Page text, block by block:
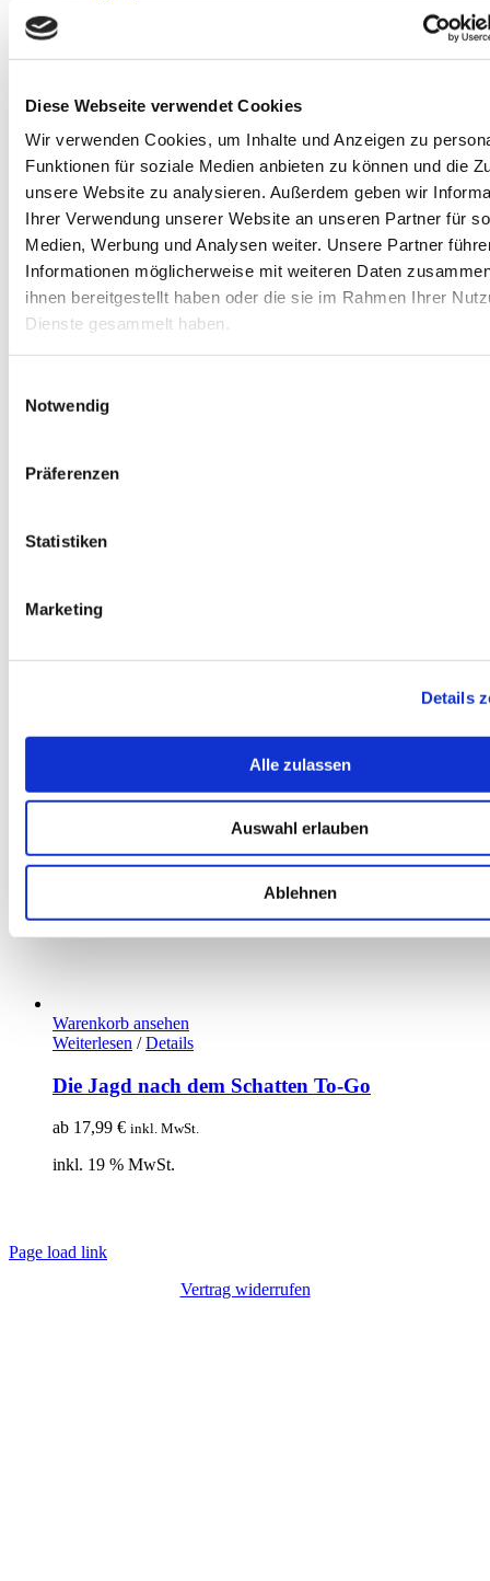
Diese Webseite verwendet Cookies
Wir verwenden Cookies, um Inhalte und Anzeigen zu
Funktionen für soziale Medien anbieten zu können und die
unsere Website zu analysieren. Außerdem geben wir
Ihrer Verwendung unserer Website an unseren Partner für
Medien, Werbung und Analysen weiter. Unsere Partner
Informationen möglicherweise mit weiteren Daten
ihnen bereitgestellt haben oder die sie im Rahmen Ihrer
Dienste gesammelt haben.
Notwendig
Präferenzen
Statistiken
Marketing
Details
Alle zulassen
Auswahl erlauben
Ablehnen
Sortieren nachBeliebtheit
Sortieren nach Name
Sortieren nach
Preis
Sortieren nachDatum
Sortieren nachBeliebtheit
Sortieren nachBewertung
Zeige12 Produkte
Zeige24 Produkte
Warenkorb ansehen
Weiterlesen / Details
Die Jagd nach dem Schatten To-Go
ab 17,99 € inkl. MwSt.
inkl. 19 % MwSt.
Page load link
Vertrag widerrufen